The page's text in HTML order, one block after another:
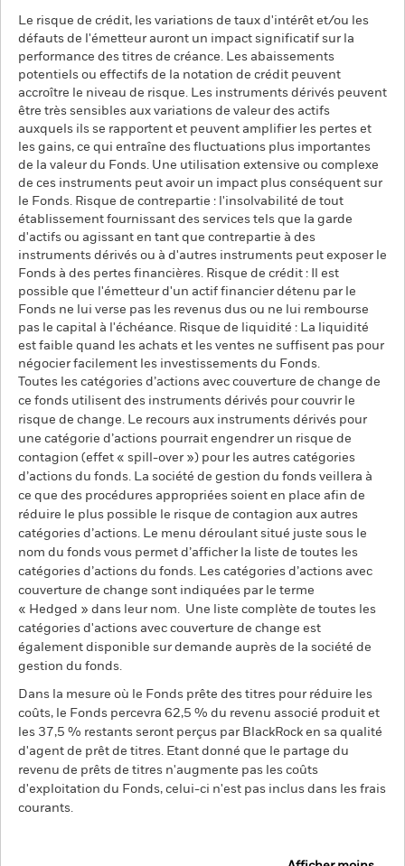
Le risque de crédit, les variations de taux d'intérêt et/ou les
défauts de l'émetteur auront un impact significatif sur la
performance des titres de créance. Les abaissements
potentiels ou effectifs de la notation de crédit peuvent
accroître le niveau de risque. Les instruments dérivés peuvent
être très sensibles aux variations de valeur des actifs
auxquels ils se rapportent et peuvent amplifier les pertes et
les gains, ce qui entraîne des fluctuations plus importantes
de la valeur du Fonds. Une utilisation extensive ou complexe
de ces instruments peut avoir un impact plus conséquent sur
le Fonds. Risque de contrepartie : l'insolvabilité de tout
établissement fournissant des services tels que la garde
d'actifs ou agissant en tant que contrepartie à des
instruments dérivés ou à d'autres instruments peut exposer le
Fonds à des pertes financières. Risque de crédit : Il est
possible que l'émetteur d'un actif financier détenu par le
Fonds ne lui verse pas les revenus dus ou ne lui rembourse
pas le capital à l'échéance. Risque de liquidité : La liquidité
est faible quand les achats et les ventes ne suffisent pas pour
négocier facilement les investissements du Fonds.
Toutes les catégories d’actions avec couverture de change de
ce fonds utilisent des instruments dérivés pour couvrir le
risque de change. Le recours aux instruments dérivés pour
une catégorie d’actions pourrait engendrer un risque de
contagion (effet « spill-over ») pour les autres catégories
d’actions du fonds. La société de gestion du fonds veillera à
ce que des procédures appropriées soient en place afin de
réduire le plus possible le risque de contagion aux autres
catégories d’actions. Le menu déroulant situé juste sous le
nom du fonds vous permet d’afficher la liste de toutes les
catégories d’actions du fonds. Les catégories d’actions avec
couverture de change sont indiquées par le terme
« Hedged » dans leur nom. Une liste complète de toutes les
catégories d'actions avec couverture de change est
également disponible sur demande auprès de la société de
gestion du fonds.
Dans la mesure où le Fonds prête des titres pour réduire les
coûts, le Fonds percevra 62,5 % du revenu associé produit et
les 37,5 % restants seront perçus par BlackRock en sa qualité
d'agent de prêt de titres. Etant donné que le partage du
revenu de prêts de titres n'augmente pas les coûts
d'exploitation du Fonds, celui-ci n'est pas inclus dans les frais
courants.